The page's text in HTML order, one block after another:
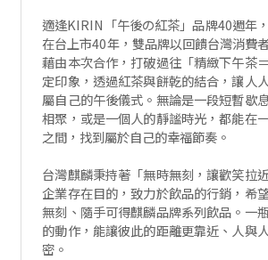
適逢KIRIN「午後の紅茶」品牌40週年
在台上市40年，雙品牌以回饋台灣消費
藉由本次合作，打破過往「精緻下午茶
定印象，透過紅茶與餅乾的結合，讓人
屬自己的午後儀式。無論是一段短暫歇
相聚，或是一個人的靜謐時光，都能在
之間，找到屬於自己的幸福節奏。
台灣麒麟秉持著「無時無刻，讓歡笑拉
企業存在目的，致力於飲品的行銷，希
無刻、隨手可得麒麟品牌系列飲品。一
的動作，能讓彼此的距離更靠近、人與
密。